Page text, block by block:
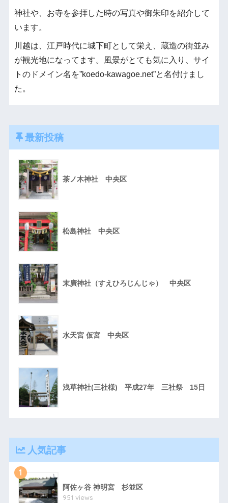
神社や、お寺を参拝した時の写真や御朱印を紹介して
います。
川越は、江戸時代に城下町として栄え、蔵造の街並み
が観光地になってます。風景がとても気に入り、サイ
トのドメイン名を”koedo-kawagoe.net”と名付けまし
た。
最新投稿
茶ノ木神社 中央区
松島神社 中央区
末廣神社（すえひろじんじゃ） 中央区
水天宮 仮宮 中央区
浅草神社(三社様) 平成27年 三社祭 15日
人気記事
1
阿佐ヶ谷 神明宮 杉並区
951 views